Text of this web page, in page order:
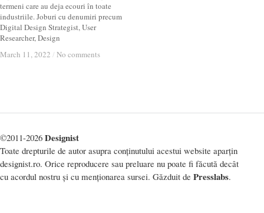
termeni care au deja ecouri în toate
industriile. Joburi cu denumiri precum
Digital Design Strategist, User
Researcher, Design
March 11, 2022 / No comments
March 11, 2022 / No comments
©2011-2026 Designist
Toate drepturile de autor asupra conținutului acestui website aparțin
designist.ro. Orice reproducere sau preluare nu poate fi făcută decât
cu acordul nostru și cu menționarea sursei. Găzduit de Presslabs.